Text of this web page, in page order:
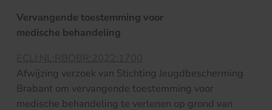
Vervangende toestemming voor
medische behandeling
ECLI:NL:RBOBR:2022:1700
Afwijzing verzoek van Stichting Jeugdbescherming
Brabant om vervangende toestemming voor
medische behandeling te verlenen op grond van